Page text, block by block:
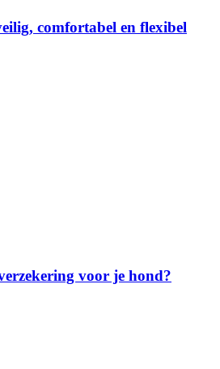
comfortabel en flexibel
voor je hond?